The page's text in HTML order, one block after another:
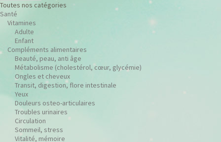
Toutes nos catégories
Santé
Vitamines
Adulte
Enfant
Compléments alimentaires
Beauté, peau, anti âge
Métabolisme (cholestérol, cœur, glycémie)
Ongles et cheveux
Transit, digestion, flore intestinale
Yeux
Douleurs osteo-articulaires
Troubles urinaires
Circulation
Sommeil, stress
Vitalité, mémoire